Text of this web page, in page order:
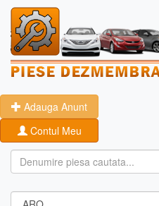
Adauga Anunt
Contul Meu